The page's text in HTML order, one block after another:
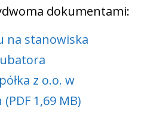
dokumentami:
na stanowiska
z o.o. w
1,69 MB)